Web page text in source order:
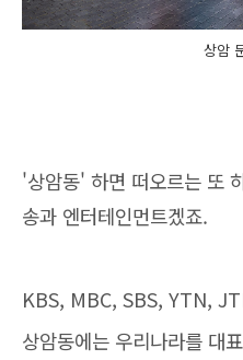
상암
'상암동' 하면 떠오르는 또
송과 엔터테인먼트겠죠.
KBS, MBC, SBS, YTN,
상암동에는 우리나라를 대